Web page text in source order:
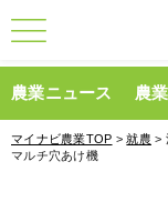
農業ニュース 農
マイナビ農業TOP >就農 >
マルチ穴あけ機